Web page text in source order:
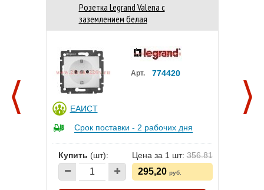
Розетка Legrand Valena с
заземлением белая
ЕАИСТ
Арт. 774420
Срок поставки - 2 рабочих дня
Купить (шт): Цена за 1 шт:356.81
295,20 руб.